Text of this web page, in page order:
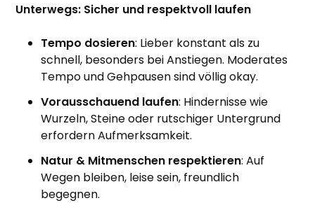
Unterwegs: Sicher und respektvoll laufen
Tempo dosieren: Lieber konstant als zu
schnell, besonders bei Anstiegen. Moderates
Tempo und Gehpausen sind völlig okay.
Vorausschauend laufen: Hindernisse wie
Wurzeln, Steine oder rutschiger Untergrund
erfordern Aufmerksamkeit.
Natur & Mitmenschen respektieren: Auf
Wegen bleiben, leise sein, freundlich
begegnen.